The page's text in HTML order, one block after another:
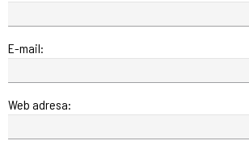
E-mail:
Web adresa: